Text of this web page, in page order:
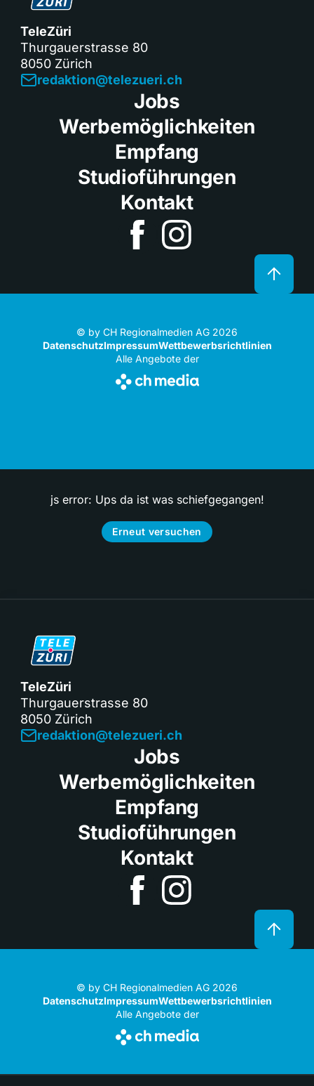
TeleZüri
Thurgauerstrasse 80
8050 Zürich
redaktion@telezueri.ch
Jobs
Werbemöglichkeiten
Empfang
Studioführungen
Kontakt
© by CH Regionalmedien AG 2026
DatenschutzImpressumWettbewerbsrichtlinien
Alle Angebote der
js error: Ups da ist was schiefgegangen!
Erneut versuchen
TeleZüri
Thurgauerstrasse 80
8050 Zürich
redaktion@telezueri.ch
Jobs
Werbemöglichkeiten
Empfang
Studioführungen
Kontakt
© by CH Regionalmedien AG 2026
DatenschutzImpressumWettbewerbsrichtlinien
Alle Angebote der